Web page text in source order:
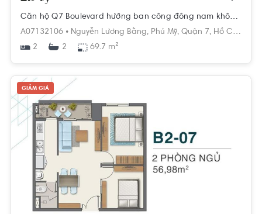
Căn hộ Q7 Boulevard hướng ban công đông nam không có nội thất diện tích 69.7m²
A07132106 • Nguyễn Lương Bằng, Phú Mỹ, Quận 7, Hồ Chí Minh
2
2 69.7 m²
GIẢM GIÁ